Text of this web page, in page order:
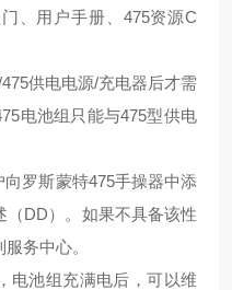
、用户手册、 475资源C
供电电源/充电器后才需
电池组只能与475型供电
向罗斯蒙特475手操器中添
（DD）。如果不具备该性
务中心。
电池组充满电后，可以维